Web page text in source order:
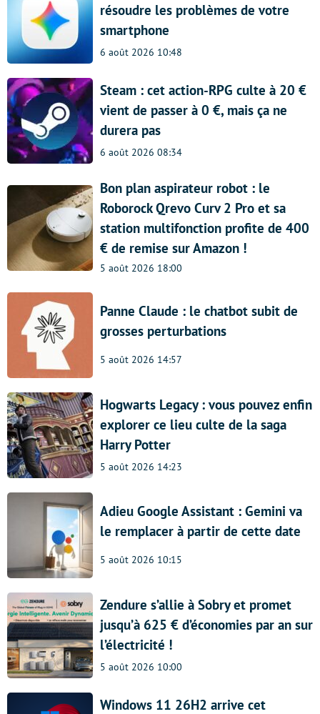
résoudre les problèmes de votre
smartphone
6 août 2026 10:48
Steam : cet action-RPG culte à 20 €
vient de passer à 0 €, mais ça ne
durera pas
6 août 2026 08:34
Bon plan aspirateur robot : le
Roborock Qrevo Curv 2 Pro et sa
station multifonction profite de 400
€ de remise sur Amazon !
5 août 2026 18:00
Panne Claude : le chatbot subit de
grosses perturbations
5 août 2026 14:57
Hogwarts Legacy : vous pouvez enfin
explorer ce lieu culte de la saga
Harry Potter
5 août 2026 14:23
Adieu Google Assistant : Gemini va
le remplacer à partir de cette date
5 août 2026 10:15
Zendure s’allie à Sobry et promet
jusqu’à 625 € d’économies par an sur
l’électricité !
5 août 2026 10:00
Windows 11 26H2 arrive cet